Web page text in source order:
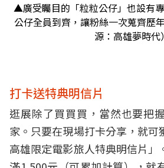
▲廣受矚目的「粒粒公仔」也設有
公仔全員到齊，讓粉絲一次蒐齊歷
源：高雄夢時代）
打卡送特典明信片
逛展除了買買買，當然也要把
家。只要在現場打卡分享，就可
高雄限定電影旅人特典明信片」